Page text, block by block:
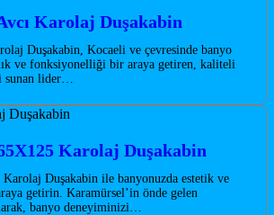
Karolaj Duşakabin
Duşakabin, Kocaeli ve çevresinde banyo
ve fonksiyonelliği bir araya getiren, kaliteli
sunan lider…
Karolaj Duşakabin
Duşakabin ile banyonuzda estetik ve
getirin. Karamürsel’in önde gelen
banyo deneyiminizi…